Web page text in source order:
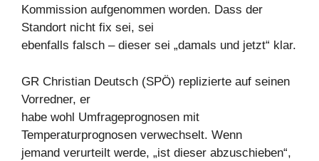
Kommission aufgenommen worden. Dass der
Standort nicht fix sei, sei
ebenfalls falsch – dieser sei „damals und jetzt“ klar.
GR Christian Deutsch (SPÖ) replizierte auf seinen
Vorredner, er
habe wohl Umfrageprognosen mit
Temperaturprognosen verwechselt. Wenn
jemand verurteilt werde, „ist dieser abzuschieben“,